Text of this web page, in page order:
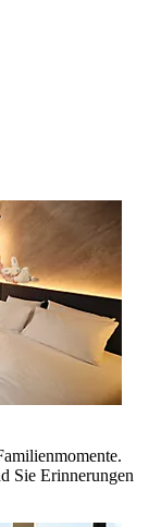
Sie Erinnerungen